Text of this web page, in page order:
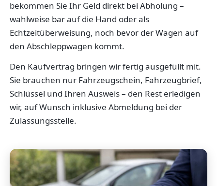
bekommen Sie Ihr Geld direkt bei Abholung –
wahlweise bar auf die Hand oder als
Echtzeitüberweisung, noch bevor der Wagen auf
den Abschleppwagen kommt.
Den Kaufvertrag bringen wir fertig ausgefüllt mit.
Sie brauchen nur Fahrzeugschein, Fahrzeugbrief,
Schlüssel und Ihren Ausweis – den Rest erledigen
wir, auf Wunsch inklusive Abmeldung bei der
Zulassungsstelle.